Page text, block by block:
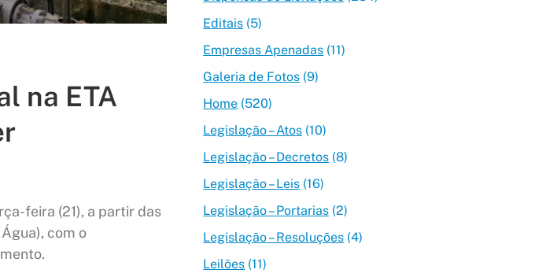
na ETA
feira (21), a partir das
com o
Editais (5)
Empresas Apenadas (11)
Galeria de Fotos (9)
Home (520)
Legislação – Atos (10)
Legislação – Decretos (8)
Legislação – Leis (16)
Legislação – Portarias (2)
Legislação – Resoluções (4)
Leilões (11)